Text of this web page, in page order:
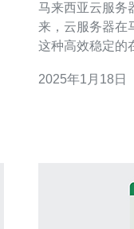
马来西亚云服务
来，云服务器在
这种高效稳定的
务器赌博的优势以及
2025年1月18日